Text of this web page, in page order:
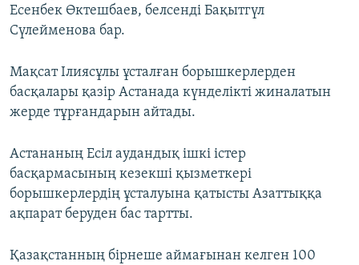
Есенбек Өктешбаев, белсенді Бақытгүл
Сүлейменова бар.
Мақсат Ілиясұлы ұсталған борышкерлерден
басқалары қазір Астанада күнделікті жиналатын
жерде тұрғандарын айтады.
Астананың Есіл аудандық ішкі істер
басқармасының кезекші қызметкері
борышкерлердің ұсталуына қатысты Азаттыққа
ақпарат беруден бас тартты.
Қазақстанның бірнеше аймағынан келген 100